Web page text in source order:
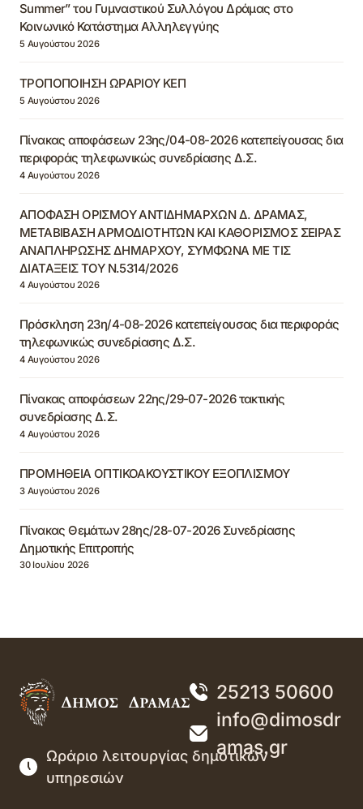
Summer” του Γυμναστικού Συλλόγου Δράμας στο
Κοινωνικό Κατάστημα Αλληλεγγύης
5 Αυγούστου 2026
ΤΡΟΠΟΠΟΙΗΣΗ ΩΡΑΡΙΟΥ ΚΕΠ
5 Αυγούστου 2026
Πίνακας αποφάσεων 23ης/04-08-2026 κατεπείγουσας δια
περιφοράς τηλεφωνικώς συνεδρίασης Δ.Σ.
4 Αυγούστου 2026
ΑΠΟΦΑΣΗ ΟΡΙΣΜΟΥ ΑΝΤΙΔΗΜΑΡΧΩΝ Δ. ΔΡΑΜΑΣ,
ΜΕΤΑΒΙΒΑΣΗ ΑΡΜΟΔΙΟΤΗΤΩΝ ΚΑΙ ΚΑΘΟΡΙΣΜΟΣ ΣΕΙΡΑΣ
ΑΝΑΠΛΗΡΩΣΗΣ ΔΗΜΑΡΧΟΥ, ΣΥΜΦΩΝΑ ΜΕ ΤΙΣ
ΔΙΑΤΑΞΕΙΣ ΤΟΥ Ν.5314/2026
4 Αυγούστου 2026
Πρόσκληση 23η/4-08-2026 κατεπείγουσας δια περιφοράς
τηλεφωνικώς συνεδρίασης Δ.Σ.
4 Αυγούστου 2026
Πίνακας αποφάσεων 22ης/29-07-2026 τακτικής
συνεδρίασης Δ.Σ.
4 Αυγούστου 2026
ΠΡΟΜΗΘΕΙΑ ΟΠΤΙΚΟΑΚΟΥΣΤΙΚΟΥ ΕΞΟΠΛΙΣΜΟΥ
3 Αυγούστου 2026
Πίνακας Θεμάτων 28ης/28-07-2026 Συνεδρίασης
Δημοτικής Επιτροπής
30 Ιουλίου 2026
25213 50600
info@dimosdr
amas.gr
Ωράριο λειτουργίας δημοτικών
υπηρεσιών